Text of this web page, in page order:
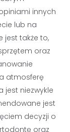
innych
lub na
jest także to,
oraz
atmosferę
niezwykle
jest
decyzji o
oraz